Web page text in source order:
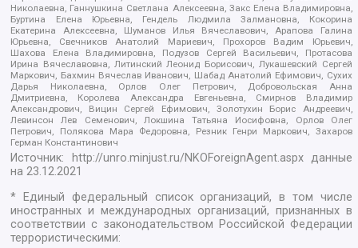
Николаевна, Ганнушкина Светлана Алексеевна, Закс Елена Владимировна,
Буртина Елена Юрьевна, Гендель Людмила Залмановна, Кокорина
Екатерина Алексеевна, Шуманов Илья Вячеславович, Арапова Галина
Юрьевна, Свечников Анатолий Мариевич, Прохоров Вадим Юрьевич,
Шахова Елена Владимировна, Подузов Сергей Васильевич, Протасова
Ирина Вячеславовна, Литинский Леонид Борисович, Лукашевский Сергей
Маркович, Бахмин Вячеслав Иванович, Шабад Анатолий Ефимович, Сухих
Дарья Николаевна, Орлов Олег Петрович, Добровольская Анна
Дмитриевна, Королева Александра Евгеньевна, Смирнов Владимир
Александрович, Вицин Сергей Ефимович, Золотухин Борис Андреевич,
Левинсон Лев Семенович, Локшина Татьяна Иосифовна, Орлов Олег
Петрович, Полякова Мара Федоровна, Резник Генри Маркович, Захаров
Герман Константинович
Источник: http://unro.minjust.ru/NKOForeignAgent.aspxданные
на23.12.2021
* Единый федеральный список организаций, в том числе
иностранных и международных организаций, признанных в
соответствии с законодательством Российской Федерации
террористическими: